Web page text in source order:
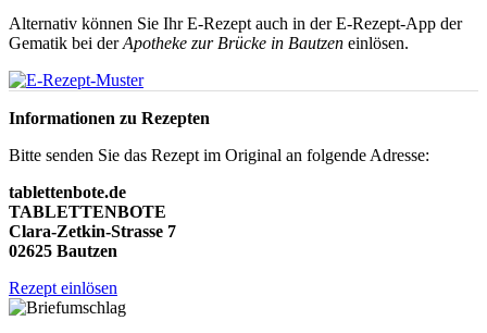
Alternativ können Sie Ihr E-Rezept auch in der E-Rezept-App der
Gematik bei derApotheke zur Brücke in Bautzen einlösen.
Informationen zu Rezepten
Bitte senden Sie das Rezept im Original an folgende Adresse:
tablettenbote.de
TABLETTENBOTE
Clara-Zetkin-Strasse 7
02625 Bautzen
Rezept einlösen